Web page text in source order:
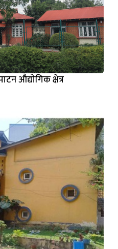
औद्योगिक क्षेत्र